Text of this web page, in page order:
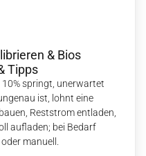
& Bios
Tipps
springt, unerwartet
ist, lohnt eine
Reststrom entladen,
aufladen; bei Bedarf
manuell.